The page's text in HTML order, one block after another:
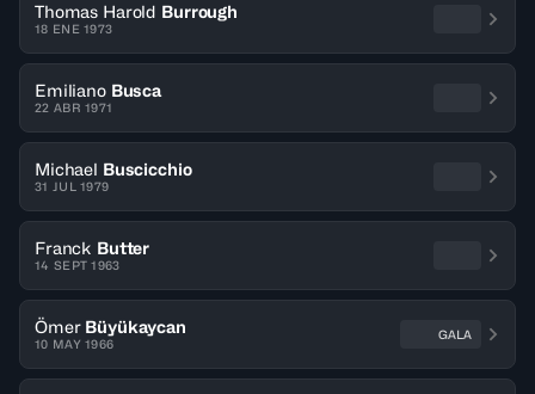
Thomas Harold Burrough
18 ENE 1973
Emiliano Busca
22 ABR 1971
Michael Buscicchio
31 JUL 1979
Franck Butter
14 SEPT 1963
Ömer Büyükaycan
10 MAY 1966
GALA